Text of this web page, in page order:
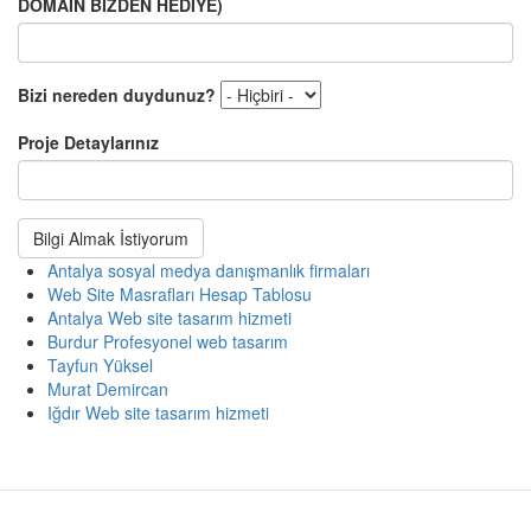
DOMAIN BİZDEN HEDİYE)
Bizi nereden duydunuz?
Proje Detaylarınız
Bilgi Almak İstiyorum
Antalya sosyal medya danışmanlık firmaları
Web Site Masrafları Hesap Tablosu
Antalya Web site tasarım hizmeti
Burdur Profesyonel web tasarım
Tayfun Yüksel
Murat Demircan
Iğdır Web site tasarım hizmeti